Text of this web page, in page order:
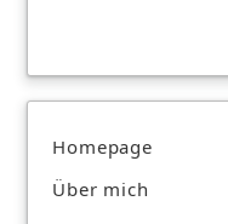
Homepage
Über mich